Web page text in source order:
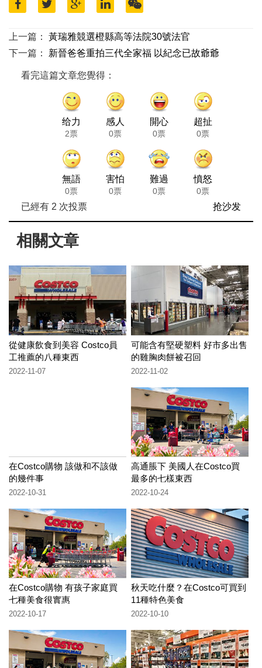
上一篇：
黃瑞雅競選橙縣高等法院30號法官
下一篇：
新晉爸爸重拍三代全家福 以紀念已故爺爺
看完這篇文章您覺得：
给力
2票
感人
0票
開心
0票
超扯
0票
無語
0票
害怕
0票
難過
0票
憤怒
0票
已經有 2 次投票 抢沙发
相關文章
從健康飲食到美容 Costco員
工推薦的八種東西
2022-11-07
可能含有堅硬塑料 好市多出售
的雞胸肉餅被召回
2022-11-02
在Costco購物 該做和不該做
的幾件事
2022-10-31
高通脹下 美國人在Costco買
最多的七樣東西
2022-10-24
在Costco購物 有孩子家庭買
七種美食很實惠
2022-10-17
秋天吃什麼？在Costco可買到
11種特色美食
2022-10-10